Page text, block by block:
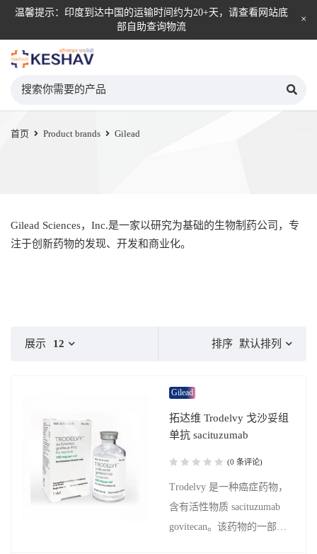
温馨提示：印度到达中国的运输时间约为20+天，请查看网站底
部自助查询物流
首页 Product brands Gilead
Gilead Sciences，Inc.是一家以研究为基础的生物制药公司，专
注于创新药物的发现、开发和商业化。
排序 默认排列
展示 12
Gilead
拓达维 Trodelvy 戈沙妥组
单抗 sacituzumab
(0 条评论)
Trodelvy 是一种癌症药物，
含有活性物质 sacituzumab
govitecan。该药物的一部分